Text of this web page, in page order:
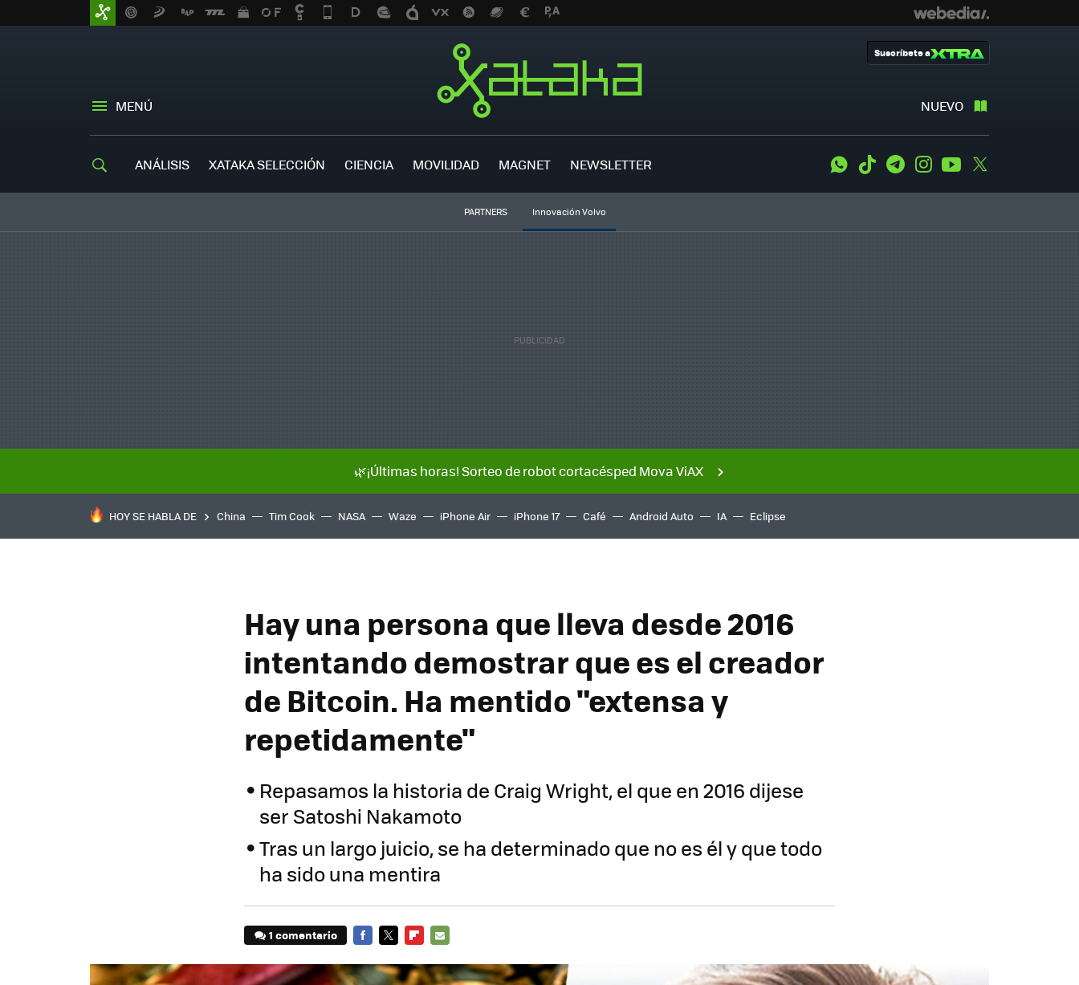
MENÚ NUEVO
Suscríbete a
ANÁLISIS XATAKA SELECCIÓN CIENCIA MOVILIDAD MAGNET NEWSLETTER WhatsApp
Tiktok TelegramInstagramYoutube
PARTNERS Innovación Volvo
🌿¡Últimas horas! Sorteo de robot cortacésped Mova ViAX
HOY SE HABLA DE China Tim Cook NASA Waze iPhone Air iPhone 17 Café Android Auto IA Eclipse
Hay una persona que lleva desde 2016
intentando demostrar que es el creador
de Bitcoin. Ha mentido "extensa y
repetidamente"
Repasamos la historia de Craig Wright, el que en 2016 dijese
ser Satoshi Nakamoto
Tras un largo juicio, se ha determinado que no es él y que todo
ha sido una mentira
1 comentario
MAIL